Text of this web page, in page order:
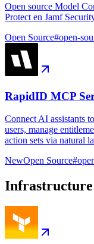
Open source Model
Protect en Jamf
Open Source#open-
RapidID MCP
Connect AI assistants
users, manage
action sets via natural
NewOpen Source#
Infrastructure